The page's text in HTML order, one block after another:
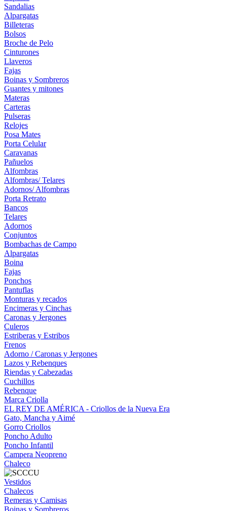
Sandalias
Alpargatas
Billeteras
Bolsos
Broche de Pelo
Cinturones
Llaveros
Fajas
Boinas y Sombreros
Guantes y mitones
Materas
Carteras
Pulseras
Relojes
Posa Mates
Porta Celular
Caravanas
Pañuelos
Alfombras
Alfombras/ Telares
Adornos/ Alfombras
Porta Retrato
Bancos
Telares
Adornos
Conjuntos
Bombachas de Campo
Alpargatas
Boina
Fajas
Ponchos
Pantuflas
Monturas y recados
Encimeras y Cinchas
Caronas y Jergones
Culeros
Estriberas y Estribos
Frenos
Adorno / Caronas y Jergones
Lazos y Rebenques
Riendas y Cabezadas
Cuchillos
Rebenque
Marca Criolla
EL REY DE AMÉRICA - Criollos de la Nueva Era
Gato, Mancha y Aimé
Gorro Criollos
Poncho Adulto
Poncho Infantil
Campera Neopreno
Chaleco
Vestidos
Chalecos
Remeras y Camisas
Boinas y Sombreros